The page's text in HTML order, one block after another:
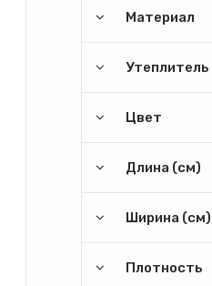
Материал
Утеплитель
Цвет
Длина (см)
Ширина (см)
Плотность